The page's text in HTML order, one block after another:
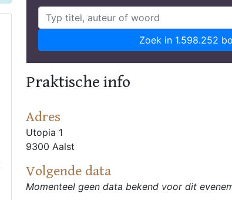
Zoek in 1.598.252
Praktische info
Adres
Utopia 1
9300 Aalst
Volgende data
Momenteel geen data bekend voor dit